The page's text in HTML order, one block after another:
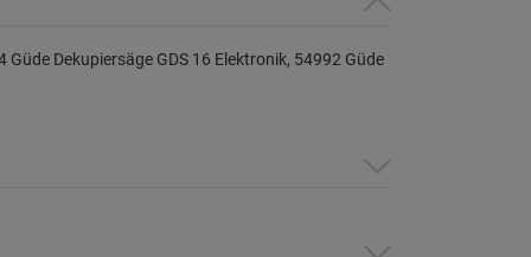
Dekupiersäge GDS 16 Elektronik, 54992 Güde